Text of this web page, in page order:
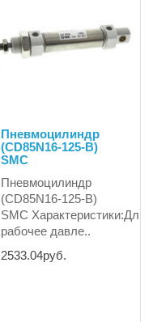
Пневмоцилиндр
(CD85N16-125-B)
SMC
Пневмоцилиндр
(CD85N16-125-B)
SMC
рабочее давле..
2533.04руб.